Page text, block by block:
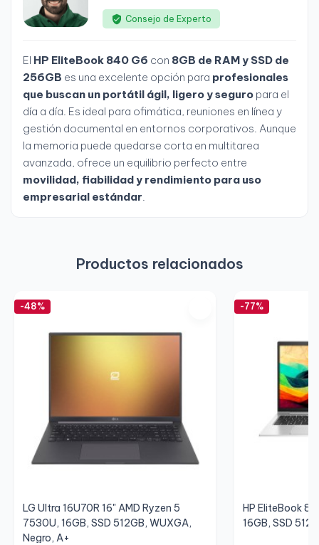
Consejo de Experto
El HP EliteBook 840 G6 con 8GB de RAM y SSD de
256GB es una excelente opción para profesionales
que buscan un portátil ágil, ligero y seguro para el
día a día. Es ideal para ofimática, reuniones en línea y
gestión documental en entornos corporativos. Aunque
la memoria puede quedarse corta en multitarea
avanzada, ofrece un equilibrio perfecto entre
movilidad, fiabilidad y rendimiento para uso
empresarial estándar.
Productos relacionados
-48%
LG Ultra 16U70R 16" AMD Ryzen 5
7530U, 16GB, SSD 512GB, WUXGA,
Negro, A+
-77%
HP EliteBook
16GB, SSD